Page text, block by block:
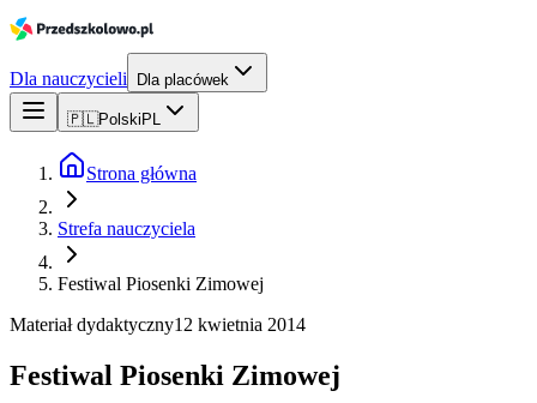
Dla nauczycieli Dla placówek
🇵🇱Polski PL
Strona główna
Strefa nauczyciela
Festiwal Piosenki Zimowej
Materiał dydaktyczny12 kwietnia 2014
Festiwal Piosenki Zimowej